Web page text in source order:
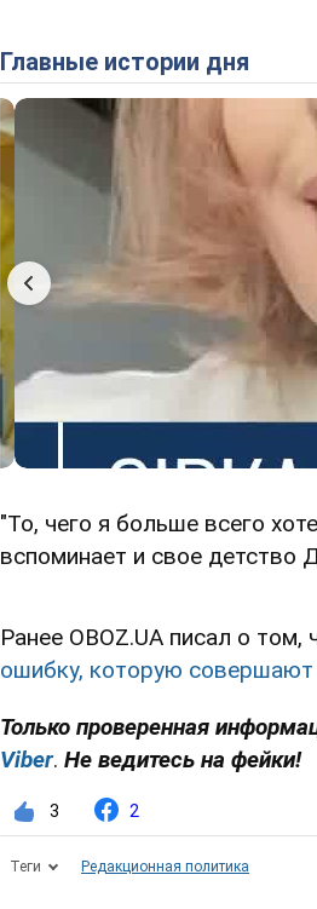
Главные истории дня
"То, чего я больше всего
вспоминает и свое детство
Ранее OBOZ.UA писал о том,
ошибку, которую совершают
Только проверенная
Viber. Не ведитесь на фейки!
3 2
Теги Редакционная политика